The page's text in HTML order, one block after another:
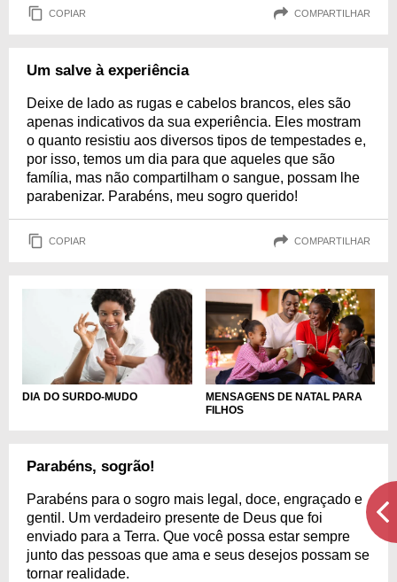
COPIAR COMPARTILHAR
Um salve à experiência
Deixe de lado as rugas e cabelos brancos, eles são
apenas indicativos da sua experiência. Eles mostram
o quanto resistiu aos diversos tipos de tempestades e,
por isso, temos um dia para que aqueles que são
família, mas não compartilham o sangue, possam lhe
parabenizar. Parabéns, meu sogro querido!
COPIAR COMPARTILHAR
DIA DO SURDO-MUDO
MENSAGENS DE NATAL PARA
FILHOS
Parabéns, sogrão!
Parabéns para o sogro mais legal, doce, engraçado e
gentil. Um verdadeiro presente de Deus que foi
enviado para a Terra. Que você possa estar sempre
junto das pessoas que ama e seus desejos possam se
tornar realidade.